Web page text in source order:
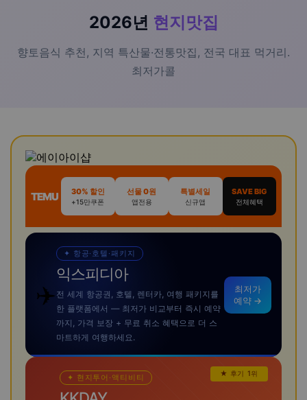
2026년 현지맛집
향토음식 추천, 지역 특산물·전통맛집, 전국 대표 먹거리.
최저가콜
TEMU 30% 할인
+15만쿠폰
선물 0원
앱전용
특별세일
신규앱
SAVE BIG
전체혜택
✈️
✦ 항공·호텔·패키지
익스피디아
전 세계 항공권, 호텔, 렌터카, 여행 패키지를
한 플랫폼에서 — 최저가 비교부터 즉시 예약
까지, 가격 보장 + 무료 취소 혜택으로 더 스
마트하게 여행하세요.
최저가
예약 →
★ 후기 1위
✦ 현지투어·액티비티